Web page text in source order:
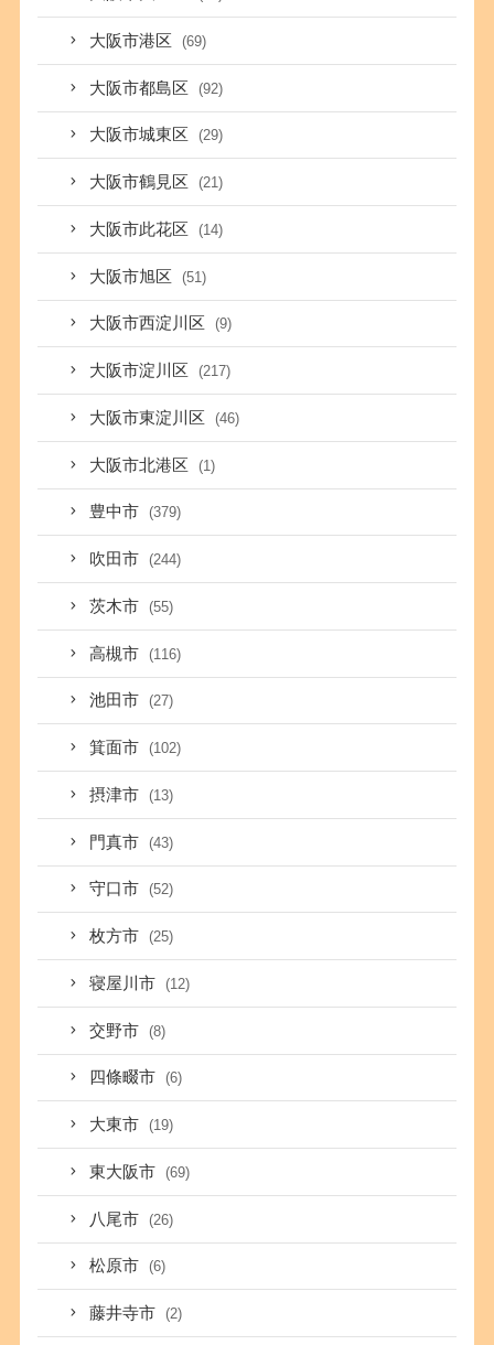
大阪市港区 (69)
大阪市都島区 (92)
大阪市城東区 (29)
大阪市鶴見区 (21)
大阪市此花区 (14)
大阪市旭区 (51)
大阪市西淀川区 (9)
大阪市淀川区 (217)
大阪市東淀川区 (46)
大阪市北港区 (1)
豊中市 (379)
吹田市 (244)
茨木市 (55)
高槻市 (116)
池田市 (27)
箕面市 (102)
摂津市 (13)
門真市 (43)
守口市 (52)
枚方市 (25)
寝屋川市 (12)
交野市 (8)
四條畷市 (6)
大東市 (19)
東大阪市 (69)
八尾市 (26)
松原市 (6)
藤井寺市 (2)